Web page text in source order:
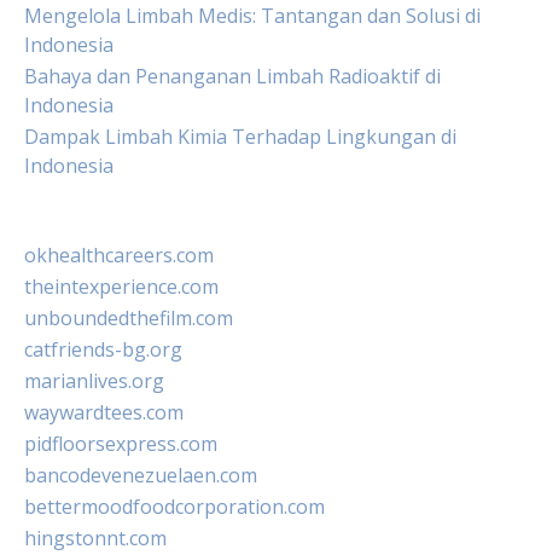
Mengelola Limbah Medis: Tantangan dan Solusi di
Indonesia
Bahaya dan Penanganan Limbah Radioaktif di
Indonesia
Dampak Limbah Kimia Terhadap Lingkungan di
Indonesia
okhealthcareers.com
theintexperience.com
unboundedthefilm.com
catfriends-bg.org
marianlives.org
waywardtees.com
pidfloorsexpress.com
bancodevenezuelaen.com
bettermoodfoodcorporation.com
hingstonnt.com